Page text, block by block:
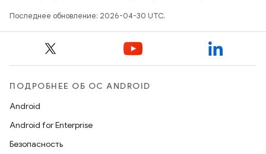
Последнее обновление: 2026-04-30 UTC.
ПОДРОБНЕЕ ОБ ОС ANDROID
Android
Android for Enterprise
Безопасность